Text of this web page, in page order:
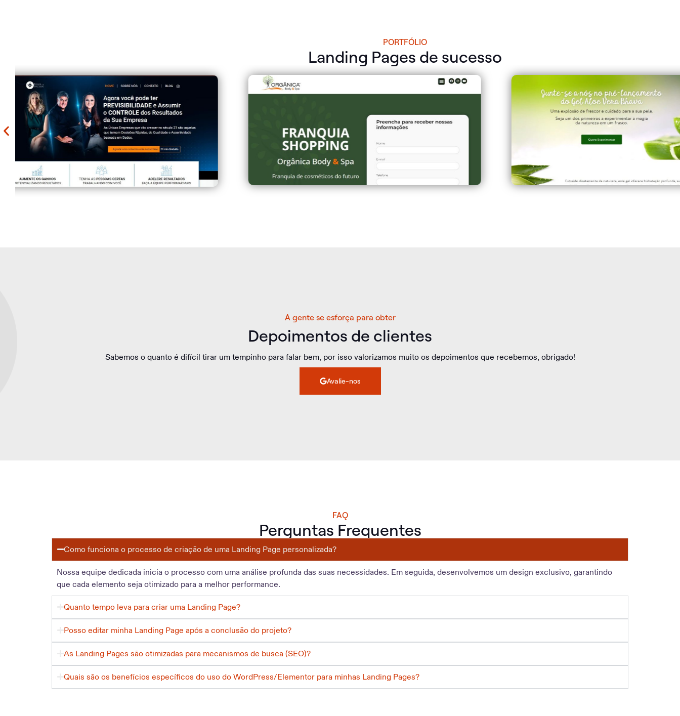
PORTFÓLIO
Landing Pages de sucesso
A gente se esforça para obter
Depoimentos de clientes
Sabemos o quanto é difícil tirar um tempinho para falar bem, por isso valorizamos muito os depoimentos que recebemos, obrigado!
Avalie-nos
FAQ
Perguntas Frequentes
Como funciona o processo de criação de uma Landing Page personalizada?
Nossa equipe dedicada inicia o processo com uma análise profunda das suas necessidades. Em seguida, desenvolvemos um design exclusivo, garantindo
que cada elemento seja otimizado para a melhor performance.
Quanto tempo leva para criar uma Landing Page?
Posso editar minha Landing Page após a conclusão do projeto?
As Landing Pages são otimizadas para mecanismos de busca (SEO)?
Quais são os benefícios específicos do uso do WordPress/Elementor para minhas Landing Pages?